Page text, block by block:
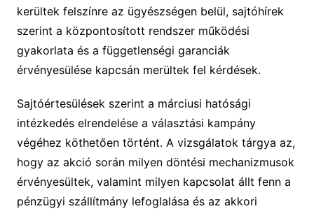
kerültek felszínre az ügyészségen belül, sajtóhírek
szerint a központosított rendszer működési
gyakorlata és a függetlenségi garanciák
érvényesülése kapcsán merültek fel kérdések.
Sajtóértesülések szerint a márciusi hatósági
intézkedés elrendelése a választási kampány
végéhez köthetően történt. A vizsgálatok tárgya az,
hogy az akció során milyen döntési mechanizmusok
érvényesültek, valamint milyen kapcsolat állt fenn a
pénzügyi szállítmány lefoglalása és az akkori